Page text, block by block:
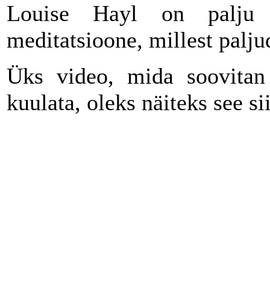
Louise Hayl on palju
meditatsioone, millest
Üks video, mida
kuulata, oleks näiteks see